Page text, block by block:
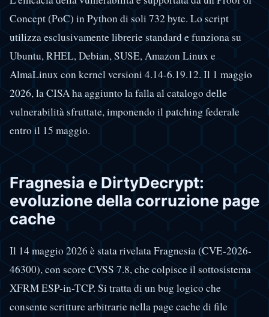
Concept (PoC) in Python di soli 732 byte. Lo script
utilizza esclusivamente librerie standard e funziona su
Ubuntu, RHEL, Debian, SUSE, Amazon Linux e
AlmaLinux con kernel versioni 4.14-6.19.12. Il 1 maggio
2026, la CISA ha aggiunto la falla al catalogo delle
vulnerabilità sfruttate, imponendo il patching federale
entro il 15 maggio.
Fragnesia e DirtyDecrypt:
evoluzione della corruzione page
cache
Il 14 maggio 2026 è stata rivelata Fragnesia (CVE-2026-
46300), con score CVSS 7.8, che colpisce il sottosistema
XFRM ESP-in-TCP. Si tratta di un bug logico che
consente scritture arbitrarie nella page cache di file